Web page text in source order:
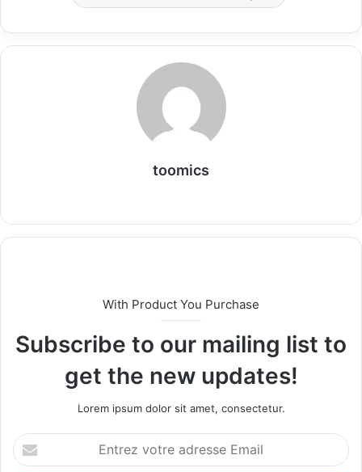
toomics
b
e
With Product You Purchase
Subscribe to our mailing list to
get the new updates!
Lorem ipsum dolor sit amet, consectetur.
E
n